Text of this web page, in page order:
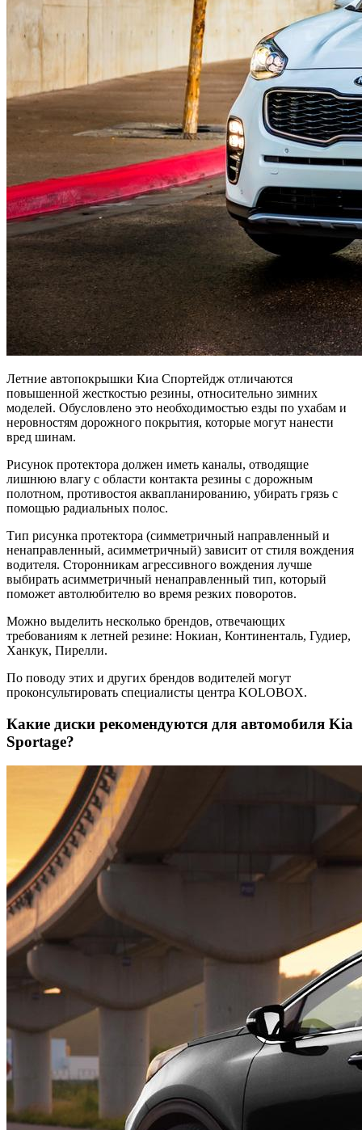
Летние автопокрышки Киа Спортейдж отличаются
повышенной жесткостью резины, относительно зимних
моделей. Обусловлено это необходимостью езды по ухабам и
неровностям дорожного покрытия, которые могут нанести
вред шинам.
Рисунок протектора должен иметь каналы, отводящие
лишнюю влагу с области контакта резины с дорожным
полотном, противостоя аквапланированию, убирать грязь с
помощью радиальных полос.
Тип рисунка протектора (симметричный направленный и
ненаправленный, асимметричный) зависит от стиля вождения
водителя. Сторонникам агрессивного вождения лучше
выбирать асимметричный ненаправленный тип, который
поможет автолюбителю во время резких поворотов.
Можно выделить несколько брендов, отвечающих
требованиям к летней резине: Нокиан, Континенталь, Гудиер,
Ханкук, Пирелли.
По поводу этих и других брендов водителей могут
проконсультировать специалисты центра KOLOBOX.
Какие диски рекомендуются для автомобиля Kia
Sportage?